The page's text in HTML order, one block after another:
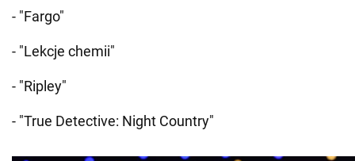
- "Fargo"
- "Lekcje chemii"
- "Ripley"
- "True Detective: Night Country"